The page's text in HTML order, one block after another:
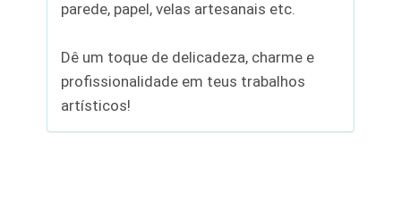
parede, papel, velas artesanais etc.
Dê um toque de delicadeza, charme e
profissionalidade em teus trabalhos
artísticos!